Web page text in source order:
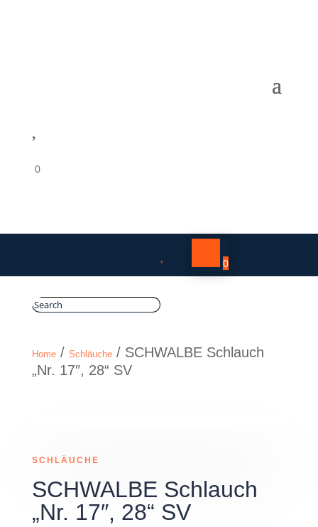
0
0
Home/ Schläuche/ SCHWALBE Schlauch
„Nr. 17″, 28“ SV
SCHLÄUCHE
SCHWALBE Schlauch
„Nr. 17″, 28“ SV